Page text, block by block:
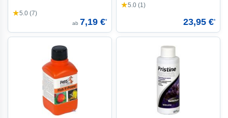
★5.0 (7)
ab 7,19 €*
★5.0 (1)
23,95 €*